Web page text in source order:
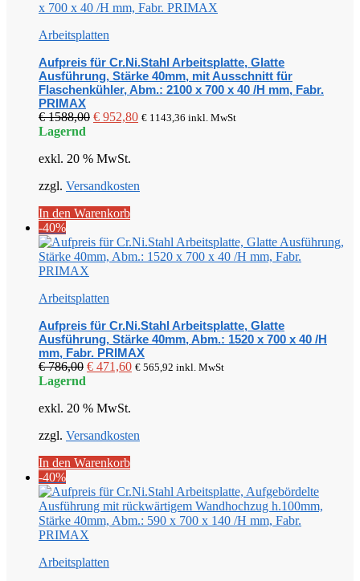
Arbeitsplatten
Aufpreis für Cr.Ni.Stahl Arbeitsplatte, Glatte
Ausführung, Stärke 40mm, mit Ausschnitt für
Flaschenkühler, Abm.: 2100 x 700 x 40 /H mm, Fabr.
PRIMAX
€1588,00 Ursprünglicher
€ 1588,00
€ 952,80Aktueller
€ 1143,36 inkl. MwSt
Lagernd
exkl. 20 % MwSt.
zzgl. Versandkosten
In den Warenkorb
-40%
Arbeitsplatten
Aufpreis für Cr.Ni.Stahl Arbeitsplatte, Glatte
Ausführung, Stärke 40mm, Abm.: 1520 x 700 x 40 /H
mm, Fabr. PRIMAX
€786,00 Ursprünglicher
€ 786,00
€ 471,60Aktueller
€ 565,92 inkl. MwSt
Lagernd
exkl. 20 % MwSt.
zzgl. Versandkosten
In den Warenkorb
-40%
Arbeitsplatten